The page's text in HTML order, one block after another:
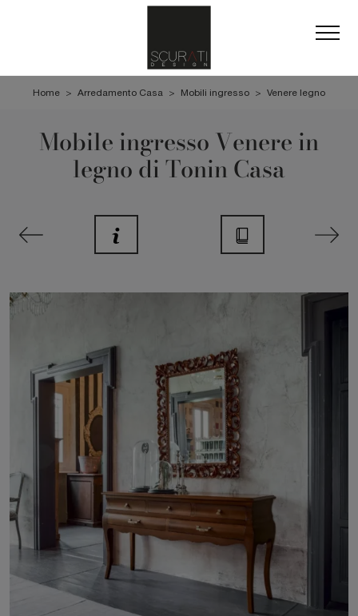
Home > Arredamento Casa > Mobili ingresso > Venere legno
Mobile ingresso Venere in
legno di Tonin Casa